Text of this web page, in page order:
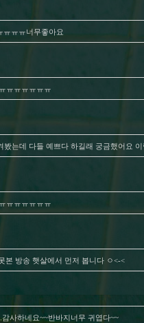
ㅠㅠㅠ너무좋아요
ㅠㅠㅠㅠㅠㅠ
봤는데 다들 예쁘다 하길래 궁금했어요
ㅠㅠㅠㅠㅠㅠ
본 방송 햇살에서 먼저 봅니다 ㅇ<-<
사하네요~~반바지너무 귀엽다~~